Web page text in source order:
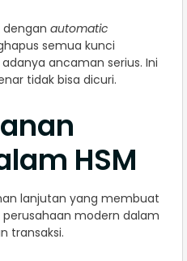
dengan automatic
semua kunci
ancaman serius. Ini
tidak bisa dicuri.
HSM
lanjutan yang membuat
modern dalam
transaksi.